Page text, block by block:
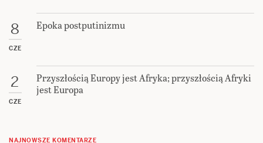
8
CZE
Epoka postputinizmu
2
CZE
Przyszłością Europy jest Afryka; przyszłością Afryki
jest Europa
NAJNOWSZE KOMENTARZE